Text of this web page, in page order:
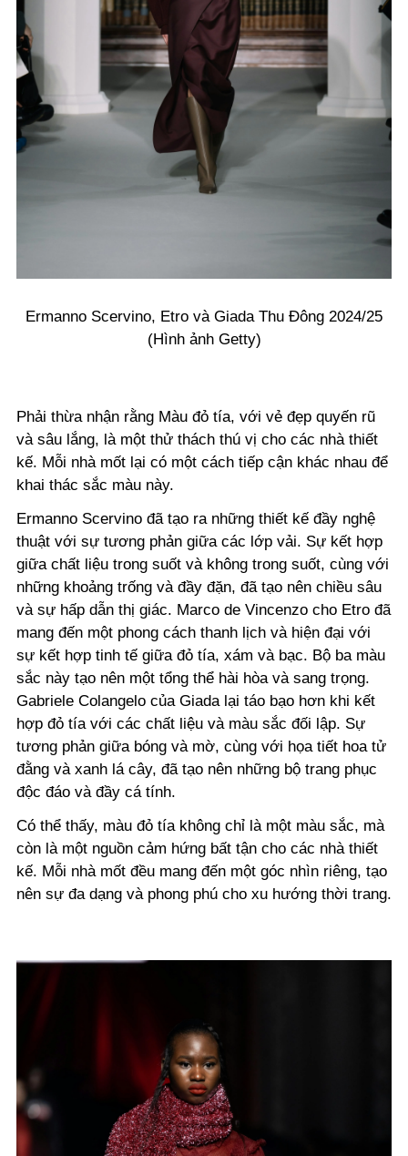
Ermanno Scervino, Etro và Giada Thu Đông 2024/25
(Hình ảnh Getty)
Phải thừa nhận rằng Màu đỏ tía, với vẻ đẹp quyến rũ
và sâu lắng, là một thử thách thú vị cho các nhà thiết
kế. Mỗi nhà mốt lại có một cách tiếp cận khác nhau để
khai thác sắc màu này.
Ermanno Scervino đã tạo ra những thiết kế đầy nghệ
thuật với sự tương phản giữa các lớp vải. Sự kết hợp
giữa chất liệu trong suốt và không trong suốt, cùng với
những khoảng trống và đầy đặn, đã tạo nên chiều sâu
và sự hấp dẫn thị giác. Marco de Vincenzo cho Etro đã
mang đến một phong cách thanh lịch và hiện đại với
sự kết hợp tinh tế giữa đỏ tía, xám và bạc. Bộ ba màu
sắc này tạo nên một tổng thể hài hòa và sang trọng.
Gabriele Colangelo của Giada lại táo bạo hơn khi kết
hợp đỏ tía với các chất liệu và màu sắc đối lập. Sự
tương phản giữa bóng và mờ, cùng với họa tiết hoa tử
đằng và xanh lá cây, đã tạo nên những bộ trang phục
độc đáo và đầy cá tính.
Có thể thấy, màu đỏ tía không chỉ là một màu sắc, mà
còn là một nguồn cảm hứng bất tận cho các nhà thiết
kế. Mỗi nhà mốt đều mang đến một góc nhìn riêng, tạo
nên sự đa dạng và phong phú cho xu hướng thời trang.